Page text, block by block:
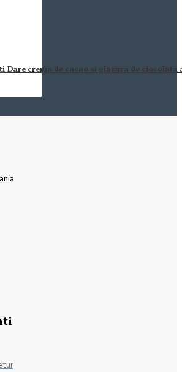
Dare crema de cacao si glazura de ciocolata